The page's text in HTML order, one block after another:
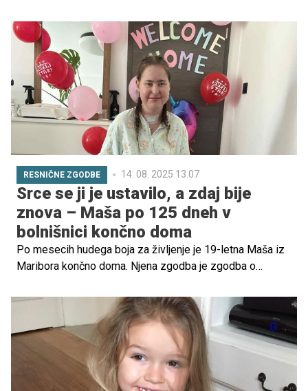
prehod starejšemu otroku in poglablja edinstveno vez
med vsemi člani družine.
RESNIČNE ZGODBE 14. 08. 2025 13.07
Srce se ji je ustavilo, a zdaj bije
znova – Maša po 125 dneh v
bolnišnici končno doma
Po mesecih hudega boja za življenje je 19-letna Maša iz
Maribora končno doma. Njena zgodba je zgodba o
ekipi strokovnjakov, ki so ji omogočili novo življenje po